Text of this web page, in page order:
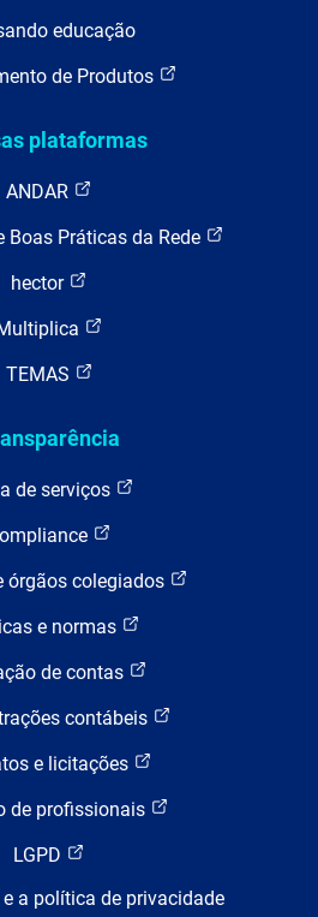
educação
de Produtos
plataformas
ANDAR
Boas Práticas da Rede
hector
TEMAS
de serviços
órgãos colegiados
e normas
de contas
contábeis
e licitações
de profissionais
LGPD
a política de privacidade